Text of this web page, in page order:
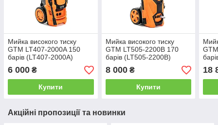
Мийка високого тиску
GTM LT407-2000A 150
барів (LT407-2000A)
6 000 ₴
Купити
Мийка високого тиску
GTM LT505-2200B 170
барів (LT505-2200B)
8 000₴
Купити
18
Акційні пропозиції та новинки